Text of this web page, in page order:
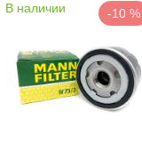
наличии -10 %